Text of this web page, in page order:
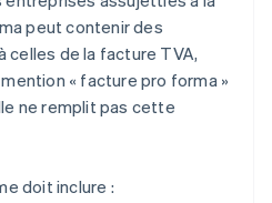
peut contenir des
celles de la facture TVA,
« facture pro forma »
ne remplit pas cette
doit inclure :